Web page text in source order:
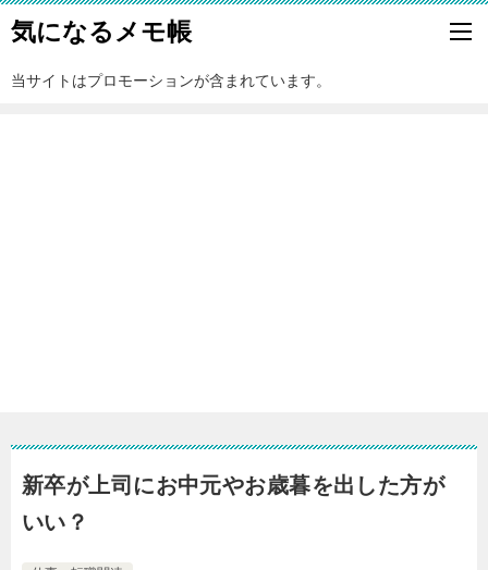
気になるメモ帳
当サイトはプロモーションが含まれています。
新卒が上司にお中元やお歳暮を出した方が
いい？